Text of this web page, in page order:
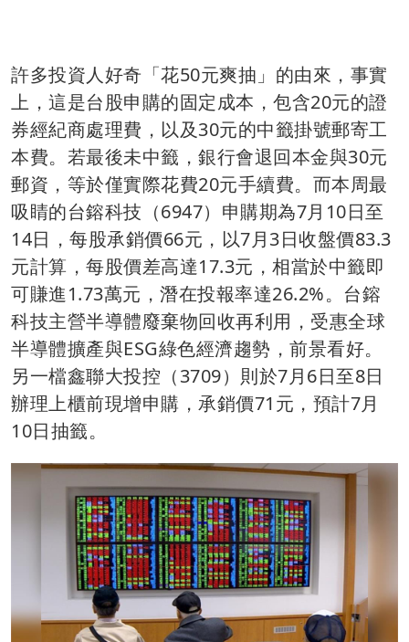
許多投資人好奇「花50元爽抽」的由來，事實
上，這是台股申購的固定成本，包含20元的證
券經紀商處理費，以及30元的中籤掛號郵寄工
本費。若最後未中籤，銀行會退回本金與30元
郵資，等於僅實際花費20元手續費。而本周最
吸睛的台鎔科技（6947）申購期為7月10日至
14日，每股承銷價66元，以7月3日收盤價83.3
元計算，每股價差高達17.3元，相當於中籤即
可賺進1.73萬元，潛在投報率達26.2%。台鎔
科技主營半導體廢棄物回收再利用，受惠全球
半導體擴產與ESG綠色經濟趨勢，前景看好。
另一檔鑫聯大投控（3709）則於7月6日至8日
辦理上櫃前現增申購，承銷價71元，預計7月
10日抽籤。